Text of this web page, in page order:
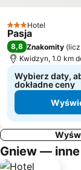
3 Kategoria
Hotel
Pasja
8,8 Znakomity (
Kwidzyn, 1.0 km
Wybierz daty,
dokładne ceny
Gniew —